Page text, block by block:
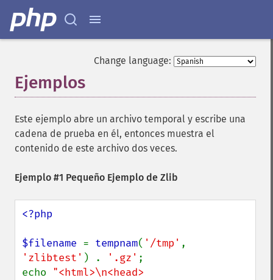
Change language:
Ejemplos
Este ejemplo abre un archivo temporal y escribe una
cadena de prueba en él, entonces muestra el
contenido de este archivo dos veces.
Ejemplo #1 Pequeño Ejemplo de Zlib
<?php
$filename = tempnam( '/tmp'
'zlibtest' ) . '.gz' ;
echo "<html>\n<head>